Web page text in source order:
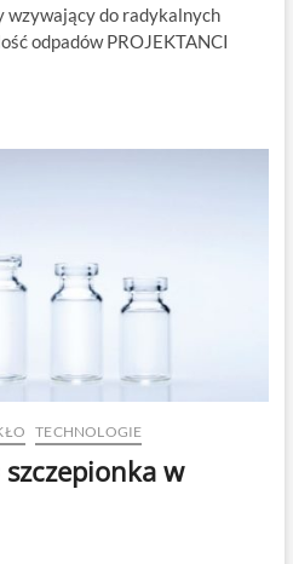
do radykalnych
odpadów PROJEKTANCI
TECHNOLOGIE
w